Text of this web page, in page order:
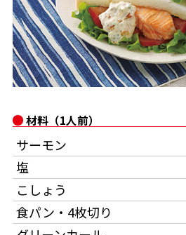
旨さ、別格。だし屋の鍋
主菜レシピ
汁物レシピ
おいしいレシピを商品から探す
かつお節レシピ
かつお節の削り方
かつお節・だしをもっと知る
かつお節・だしを楽しむ
だしコミュ
キャンペーン一覧
企業情報
- 百年対話
採用情報
- ジョブリターン制
お問い合わせ
ヤマキお客様相談室
オンラインショップ
材料（1人前）
サーモン
塩
こしょう
食パン・4枚切り